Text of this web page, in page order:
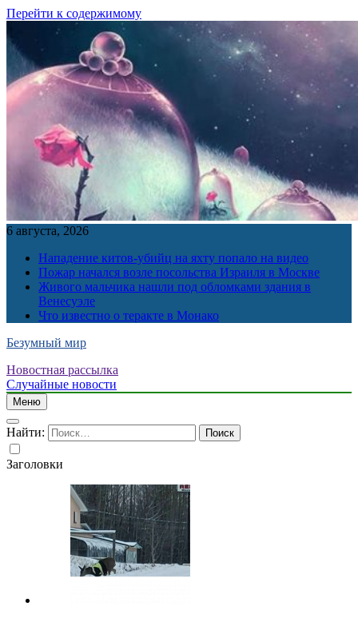
Перейти к содержимому
6 августа, 2026
Нападение китов-убийц на яхту попало на видео
Пожар начался возле посольства Израиля в Москве
Живого мальчика нашли под обломками здания в
Венесуэле
Что известно о теракте в Монако
Безумный мир
Новостная рассылка
Случайные новости
Меню
Найти:
Заголовки